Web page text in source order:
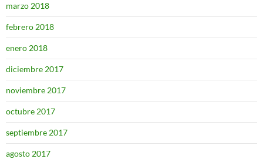
marzo 2018
febrero 2018
enero 2018
diciembre 2017
noviembre 2017
octubre 2017
septiembre 2017
agosto 2017